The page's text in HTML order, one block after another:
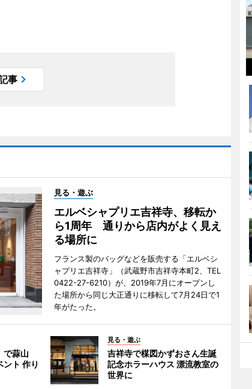
事
見る・遊ぶ
エルベシャプリエ吉祥寺、移転か
ら1周年 通りから店内がよく見え
る場所に
フランス製のバッグなどを販売する「エルベシ
ャプリエ吉祥寺」（武蔵野市吉祥寺本町2、TEL
0422-27-6210）が、2019年7月にオープンし
た場所から同じ大正通りに移転して7月24日で1
年がたった。
で蒜山
ント 作り
見る・遊ぶ
吉祥寺で楳図かずおさん生誕
記念ホラーハウス 漂流教室の
世界に